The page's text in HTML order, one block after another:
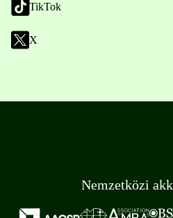
TikTok
X
Nemzetközi